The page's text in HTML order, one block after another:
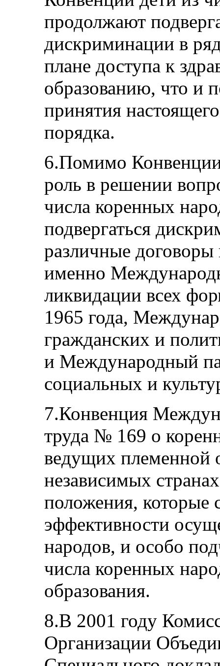
продолжают
дискриминации в
плане доступа к
образованию, что и
принятия
порядка.
6.Помимо
роль в решении
числа коренных
подвергаться
различные договоры
именно
ликвидации всех
1965 года,
гражданских и
и Международный
социальных и
7.Конвенция
труда № 169 о
ведущих племенной
независимых
положения,
эффективности
народов, и особо
числа коренных
образования.
8.В 2001 году
Организации